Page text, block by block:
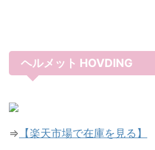
ヘルメット HOVDING
⇒ 【楽天市場で在庫を見る】